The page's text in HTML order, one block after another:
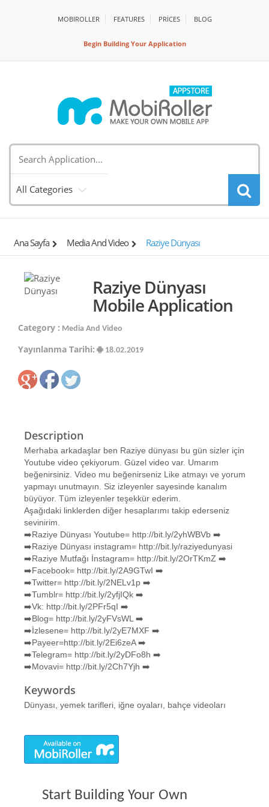
MOBIROLLER FEATURES PRİCES BLOG
Begin Building Your Application
All Categories
Ana Sayfa Media And Video Raziye Dünyası
Raziye Dünyası
Mobile Application
Category : Media And Video
Yayınlanma Tarihi: 18.02.2019
Description
Merhaba arkadaşlar ben Raziye dünyası bu gün sizler için
Youtube video çekiyorum. Güzel video var. Umarım
beğenirsiniz. Video mu beğenirseniz Like atmayı ve yorum
yapmayı unutmayın. Siz izleyenler sayesinde kanalım
büyüyor. Tüm izleyenler teşekkür ederim.
Aşağıdaki linklerden diğer hesaplarımı takip ederseniz
sevinirim.
➡️Raziye Dünyası Youtube= http://bit.ly/2yhWBVb ➡️
➡️Raziye Dünyası instagram= http://bit.ly/raziyedunyasi
➡️Raziye Mutfağı İnstagram= http://bit.ly/2OrTKmZ ➡️
➡️Facebook= http://bit.ly/2A9GTwI ➡️
➡️Twitter= http://bit.ly/2NELv1p ➡️
➡️Tumblr= http://bit.ly/2yfjIQk ➡️
➡️Vk: http://bit.ly/2PFr5qI ➡️
➡️Blog= http://bit.ly/2yFVsWL ➡️
➡️İzlesene= http://bit.ly/2yE7MXF ➡️
➡️Payeer=http://bit.ly/2Ei6zeA ➡️
➡️Telegram= http://bit.ly/2yDFo8h ➡️
➡️Movavi= http://bit.ly/2Ch7Yjh ➡️
Keywords
Dünyası, yemek tarifleri, iğne oyaları, bahçe videoları
Start Building Your Own